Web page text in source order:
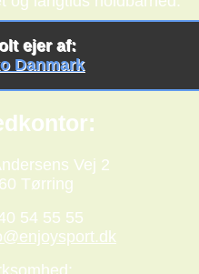
ejer af:
Danmark
Vej 2
Tørring
54 55 55